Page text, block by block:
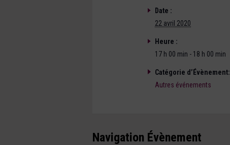
Date :
22 avril 2020
Heure :
17 h 00 min - 18 h 00 min
Catégorie d’Évènement:
Autres événements
Navigation Évènement